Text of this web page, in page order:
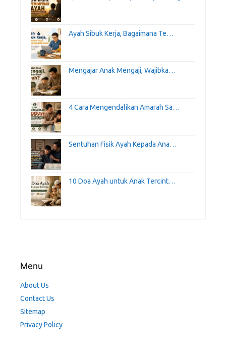
Ayah Sibuk Kerja, Bagaimana Te…
Mengajar Anak Mengaji, Wajibka…
4 Cara Mengendalikan Amarah Sa…
Sentuhan Fisik Ayah Kepada Ana…
10 Doa Ayah untuk Anak Tercint…
Menu
About Us
Contact Us
Sitemap
Privacy Policy